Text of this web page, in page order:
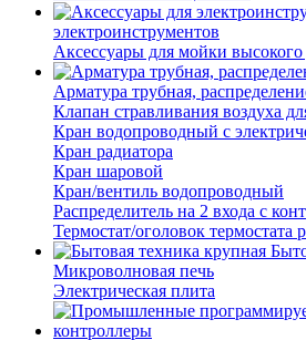
электроинструментов
Аксессуары для мойки высокого
Арматура трубная,
Клапан стравливания воздуха
Кран водопроводный с
Кран радиатора
Кран шаровой
Кран/вентиль водопроводный
Распределитель на 2 входа с
Термостат/оголовок термостата
Микроволновая печь
Электрическая плита